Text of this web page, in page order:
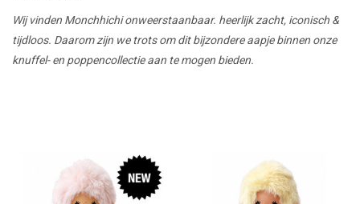
Wij vinden Monchhichi onweerstaanbaar. heerlijk zacht, iconisch &
tijdloos. Daarom zijn we trots om dit bijzondere aapje binnen onze
knuffel- en poppencollectie aan te mogen bieden.